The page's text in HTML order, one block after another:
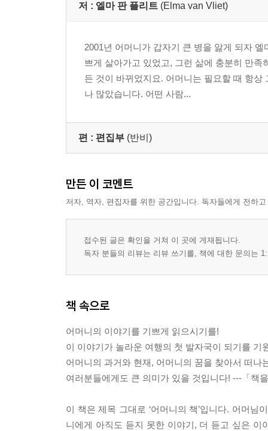
저 : 엘마 판 플리트 (Elma van Vliet)
2001년 어머니가 갑자기 큰 병을 앓게 되자
쁘게 살아가고 있었고, 그런 삶에 충분히 만
든 것이 바뀌었지요. 어머니는 필요할 때 항
나 많았습니다. 어떤 사람...
편 : 편집부 (반비)
만든 이 코멘트
저자, 역자, 편집자를 위한 공간입니다. 독자들에게 전하
접수된 글은 확인을 거쳐 이 곳에 게재됩니다.
독자 분들의 리뷰는 리뷰 쓰기를, 책에 대한 문의는
책 속으로
어머니의 이야기를 기쁘게 읽으시기를!
이 이야기가 놀라운 여행의 첫 발자국이 되기를 기
어머니의 과거와 현재, 어머니의 꿈을 찾아서 떠나
여러분들에게도 큰 의미가 있을 것입니다! ---「책
이 책은 제목 그대로 ‘어머니의 책’입니다. 어머
니에게 아직도 듣지 못한 이야기, 더 듣고 싶은